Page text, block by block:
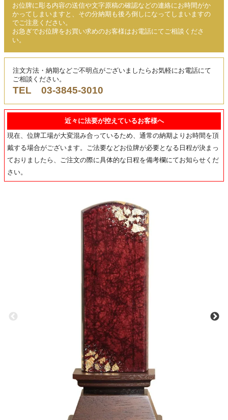
お位牌に彫る内容の送信や文字原稿の確認などの連絡にお時間がか
かってしまいますと、その分納期も後ろ倒しになってしまいますの
でご注意ください。
お急ぎでお位牌をお買い求めのお客様はお電話にてご相談くださ
い。
注文方法・納期などご不明点がございましたらお気軽にお電話にて
ご相談ください。
TEL 03-3845-3010
近々に法要が控えているお客様へ
現在、位牌工場が大変混み合っているため、通常の納期よりお時間を頂
戴する場合がございます。ご法要などお位牌が必要となる日程が決まっ
ておりましたら、ご注文の際に具体的な日程を備考欄にてお知らせくだ
さい。